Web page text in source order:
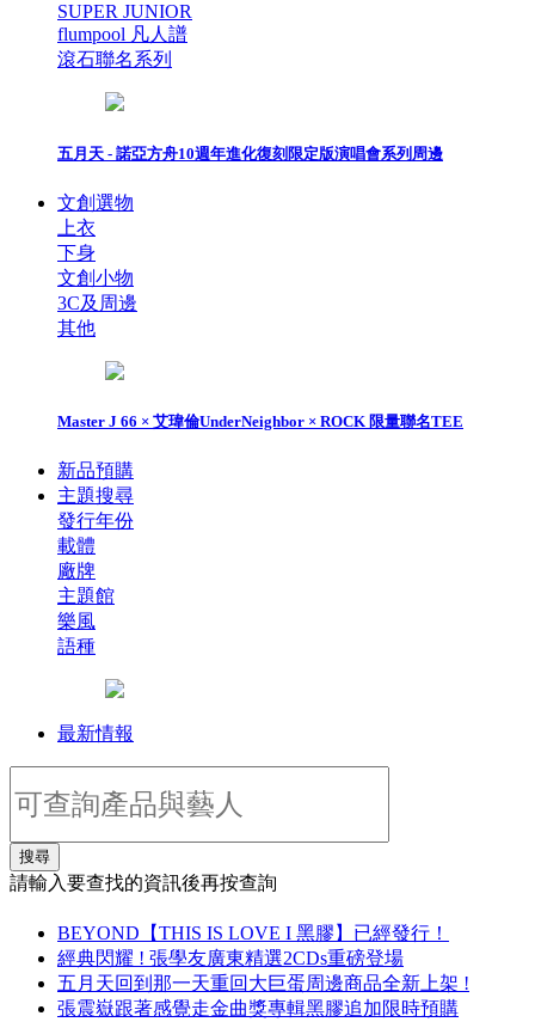
SUPER JUNIOR
flumpool 凡人譜
滾石聯名系列
五月天 - 諾亞方舟10週年進化復刻限定版演唱會系列周邊
文創選物
上衣
下身
文創小物
3C及周邊
其他
Master J 66 × 艾瑋倫UnderNeighbor × ROCK 限量聯名TEE
新品預購
主題搜尋
發行年份
載體
廠牌
主題館
樂風
語種
最新情報
搜尋
請輸入要查找的資訊後再按查詢
BEYOND【THIS IS LOVE I 黑膠】已經發行！
經典閃耀 ! 張學友廣東精選2CDs重磅登場
五月天回到那一天重回大巨蛋周邊商品全新上架 !
張震嶽跟著感覺走金曲獎專輯黑膠追加限時預購